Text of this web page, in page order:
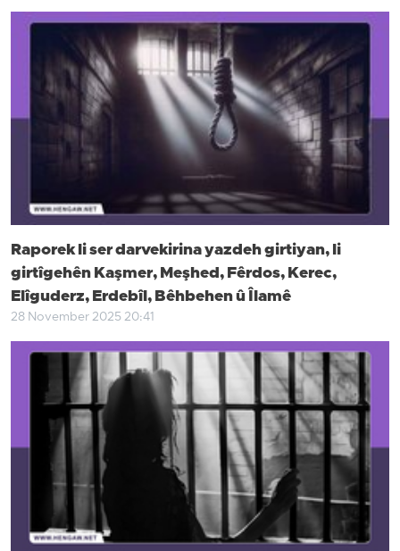
Raporek li ser darvekirina yazdeh girtiyan, li
girtîgehên Kaşmer, Meşhed, Fêrdos, Kerec,
Elîguderz, Erdebîl, Bêhbehen û Îlamê
28 November 2025 20:41